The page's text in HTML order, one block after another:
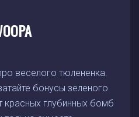
веселого тюлененка.
бонусы зеленого
красных глубинных бомб